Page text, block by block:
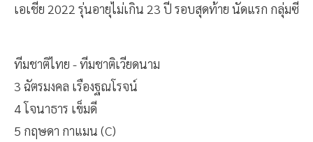
เอเชีย 2022 รุ่นอายุไม่เกิน 23 ปี รอบสุดท้าย นัดแรก กลุ่มซี
ทีมชาติไทย - ทีมชาติเวียดนาม
3 ฉัตรมงคล เรืองฐณโรจน์
4 โจนาธาร เข็มดี
5 กฤษดา กาแมน (C)